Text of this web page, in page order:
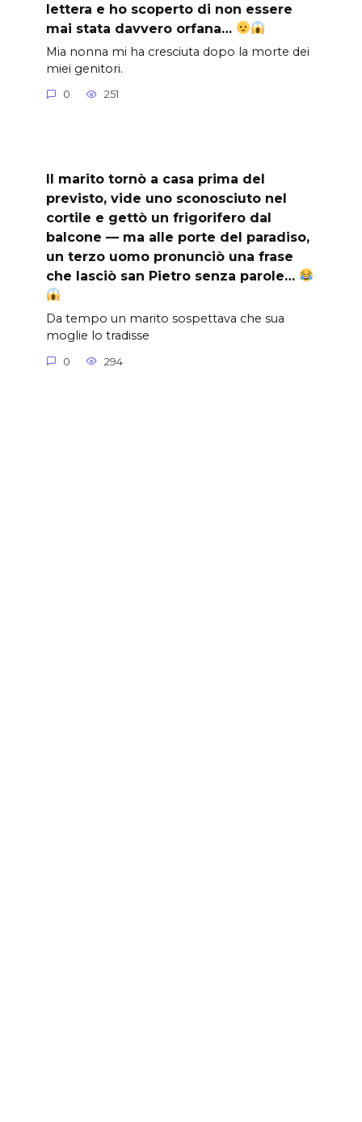
lettera e ho scoperto di non essere
mai stata davvero orfana…
Mia nonna mi ha cresciuta dopo la morte dei
miei genitori.
0 251
Il marito tornò a casa prima del
previsto, vide uno sconosciuto nel
cortile e gettò un frigorifero dal
balcone — ma alle porte del paradiso,
un terzo uomo pronunciò una frase
che lasciò san Pietro senza parole…
Da tempo un marito sospettava che sua
moglie lo tradisse
0 294